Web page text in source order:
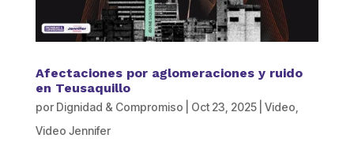
Afectaciones por aglomeraciones y ruido
en Teusaquillo
por Dignidad & Compromiso Oct 23, 2025| Video
Video Jennifer